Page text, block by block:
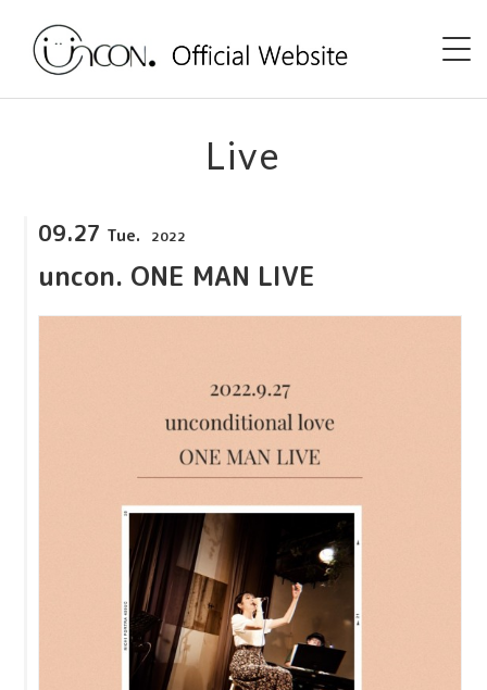
Shop
Profile
Contact
Live
09.27 Tue. 2022
uncon. ONE MAN LIVE